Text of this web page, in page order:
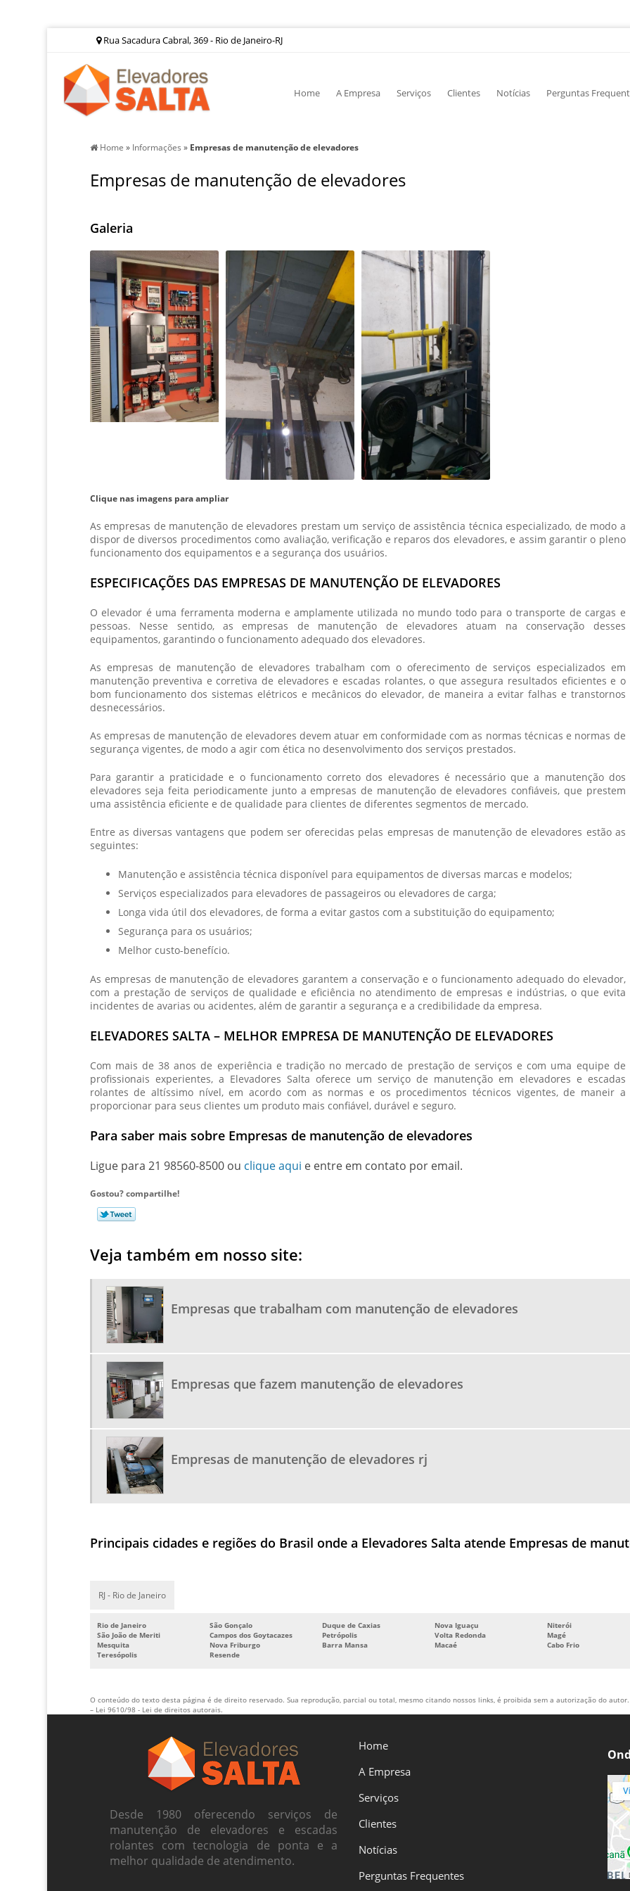
Rua Sacadura Cabral, 369 - Rio de Janeiro-RJ
Home A Empresa Serviços Clientes Notícias Perguntas
Home » Informações » Empresas de manutenção de elevadores
Empresas de manutenção de elevadores
Galeria
Clique nas imagens para ampliar
Asempresas de manutenção de elevadores prestam um serviço de assistência técnica especializado, de modo a
dispor de diversos procedimentos como avaliação, verificação e reparos dos elevadores, e assim garantir o pleno
funcionamento dos equipamentos e a segurança dos usuários.
ESPECIFICAÇÕES DAS EMPRESAS DE MANUTENÇÃO DE ELEVADORES
O elevador é uma ferramenta moderna e amplamente utilizada no mundo todo para o transporte de cargas e
pessoas. Nesse sentido, asempresas de manutenção de elevadores atuam na conservação desses
equipamentos, garantindo o funcionamento adequado dos elevadores.
As empresas de manutenção de elevadores trabalham com o oferecimento de serviços especializados em
manutenção preventiva e corretiva de elevadores e escadas rolantes, o que assegura resultados eficientes e o
bom funcionamento dos sistemas elétricos e mecânicos do elevador, de maneira a evitar falhas e transtornos
desnecessários.
As empresas de manutenção de elevadores devem atuar em conformidade com as normas técnicas e normas de
segurança vigentes, de modo a agir com ética no desenvolvimento dos serviços prestados.
Para garantir a praticidade e o funcionamento correto dos elevadores é necessário que a manutenção dos
elevadores seja feita periodicamente junto aempresas de manutenção de elevadores confiáveis, que prestem
uma assistência eficiente e de qualidade para clientes de diferentes segmentos de mercado.
Entre as diversas vantagens que podem ser oferecidas pelas empresas de manutenção de elevadores estão as
seguintes:
Manutenção e assistência técnica disponível para equipamentos de diversas marcas e modelos;
Serviços especializados para elevadores de passageiros ou elevadores de carga;
Longa vida útil dos elevadores, de forma a evitar gastos com a substituição do equipamento;
Segurança para os usuários;
Melhor custo-benefício.
As empresas de manutenção de elevadores garantem a conservação e o funcionamento adequado do elevador,
com a prestação de serviços de qualidade e eficiência no atendimento de empresas e indústrias, o que evita
incidentes de avarias ou acidentes, além de garantir a segurança e a credibilidade da empresa.
ELEVADORES SALTA – MELHOR EMPRESA DE MANUTENÇÃO DE ELEVADORES
Com mais de 38 anos de experiência e tradição no mercado de prestação de serviços e com uma equipe de
profissionais experientes, a Elevadores Salta oferece um serviço de manutenção em elevadores e escadas
rolantes de altíssimo nível, em acordo com as normas e os procedimentos técnicos vigentes, de maneir a
proporcionar para seus clientes um produto mais confiável, durável e seguro.
Para saber mais sobre Empresas de manutenção de elevadores
Ligue para 21 98560-8500ou clique aqui e entre em contato por email.
Gostou? compartilhe!
Veja também em nosso site:
Empresas que trabalham com manutenção de elevadores
Empresas que fazem manutenção de elevadores
Empresas de manutenção de elevadores rj
Principais cidades e regiões do Brasil onde a Elevadores Salta atende Empresas de
RJ - Rio de Janeiro
Rio de Janeiro São Gonçalo Duque de Caxias Nova Iguaçu Niterói
São João de Meriti
Campos dos Goytacazes Petrópolis Volta Redonda Magé
Mesquita
Nova Friburgo Barra Mansa Macaé Cabo Frio
Teresópolis
Resende
O conteúdo do texto desta página é de direito reservado. Sua reprodução, parcial ou total, mesmo citando nossos links, é proibida sem a autorização do
– Lei 9610/98 - Lei de direitos autorais.
Desde 1980 oferecendo serviços de
manutenção de elevadores e escadas
rolantes com tecnologia de ponta e a
melhor qualidade de atendimento.
Home
A Empresa
Serviços
Clientes
Notícias
Perguntas Frequentes